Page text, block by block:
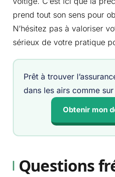
prend tout son sens pour
N’hésitez pas à valoriser
sérieux de votre pratique
Prêt à trouver
dans les airs comme
Obtenir mon
Questions